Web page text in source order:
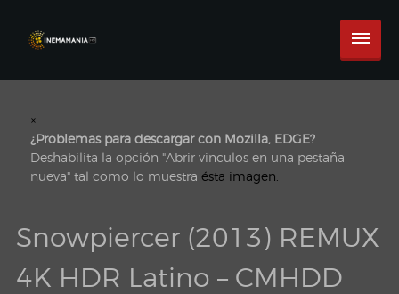
×
¿Problemas para descargar con Mozilla, EDGE?
Deshabilita la opción "Abrir vinculos en una pestaña
nueva" tal como lo muestra ésta imagen.
Snowpiercer (2013) REMUX
4K HDR Latino – CMHDD